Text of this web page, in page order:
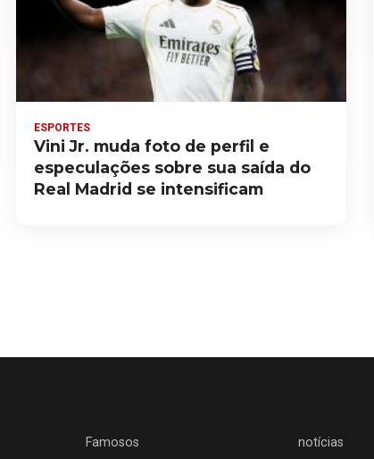
ESPORTES
Vini Jr. muda foto de perfil e
especulações sobre sua saída do
Real Madrid se intensificam
Famosos
notícias